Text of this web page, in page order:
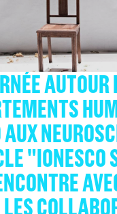
AUTOUR
"IONESCO